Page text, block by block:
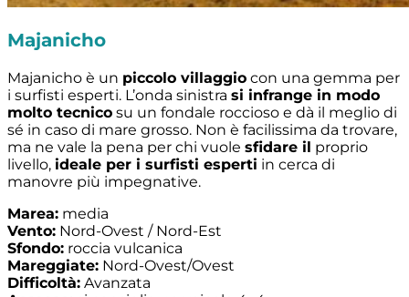
Majanicho
Majanicho è un piccolo villaggio con una gemma per
i surfisti esperti. L’onda sinistra si infrange in modo
molto tecnico su un fondale roccioso e dà il meglio di
sé in caso di mare grosso. Non è facilissima da trovare,
ma ne vale la pena per chi vuole sfidare il proprio
livello, ideale per i surfisti esperti in cerca di
manovre più impegnative.
Marea: media
Vento: Nord-Ovest / Nord-Est
Sfondo: roccia vulcanica
Mareggiate: Nord-Ovest/Ovest
Difficoltà: Avanzata